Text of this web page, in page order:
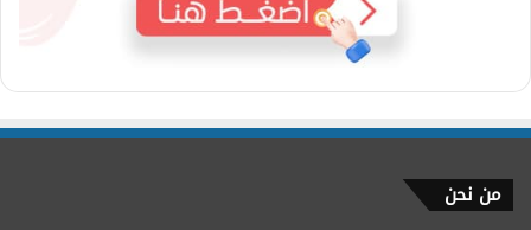
من نحن